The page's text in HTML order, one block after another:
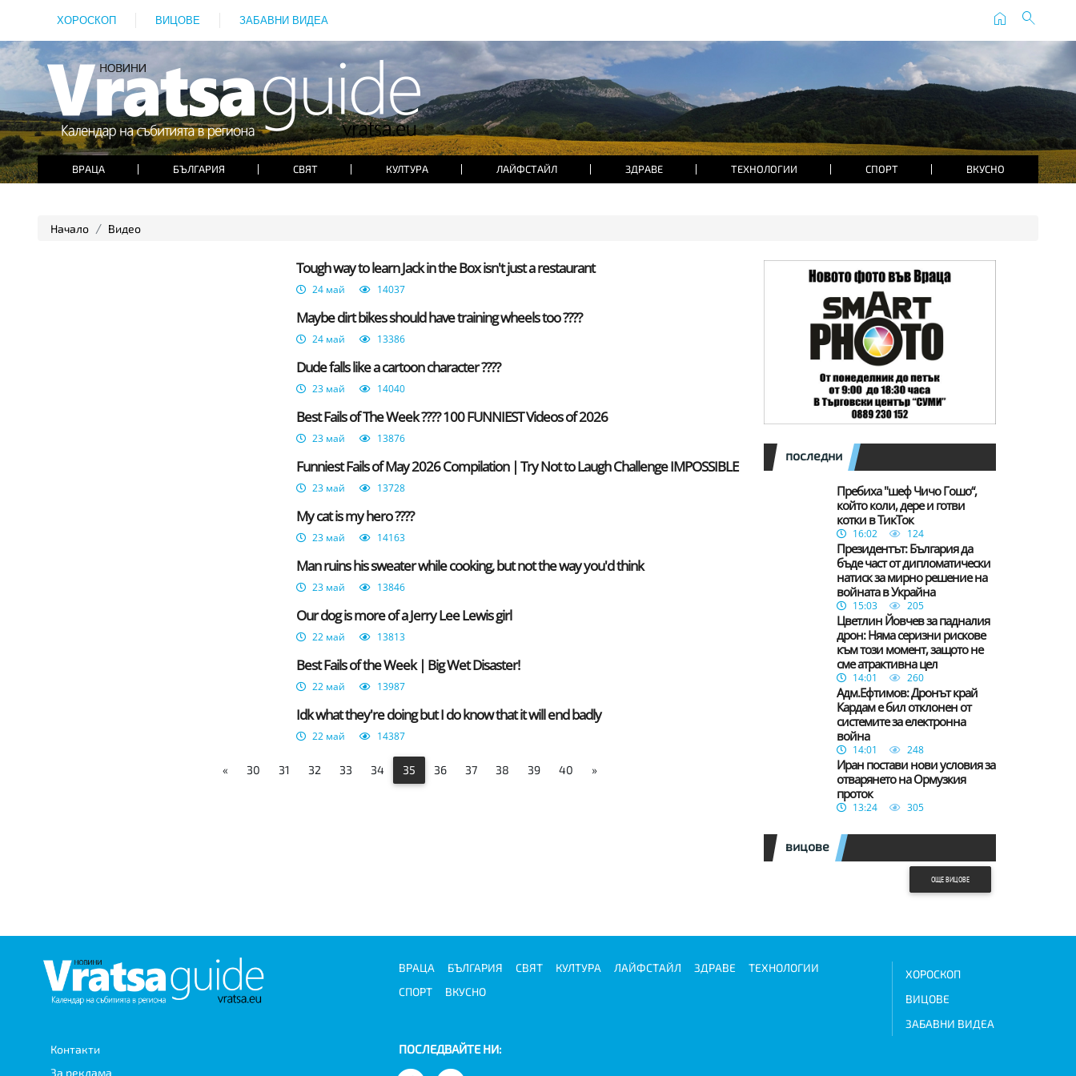
ХОРОСКОП ВИЦОВЕ ЗАБАВНИ ВИДЕА home search
ВРАЦА БЪЛГАРИЯ СВЯТ КУЛТУРА ЛАЙФСТАЙЛ ЗДРАВЕ ТЕХНОЛОГИИ СПОРТ ВКУСНО
Начало Видео
Tough way to learn Jack in the Box isn't just a restaurant
24 май 14037
Maybe dirt bikes should have training wheels too ????
24 май 13386
Dude falls like a cartoon character ????
23 май 14040
Best Fails of The Week ???? 100 FUNNIEST Videos of 2026
23 май 13876
Funniest Fails of May 2026 Compilation | Try Not to Laugh Challenge IMPOSSIBLE
23 май 13728
My cat is my hero ????
23 май 14163
Man ruins his sweater while cooking, but not the way you'd think
23 май 13846
Our dog is more of a Jerry Lee Lewis girl
22 май 13813
Best Fails of the Week | Big Wet Disaster!
22 май 13987
Idk what they're doing but I do know that it will end badly
22 май 14387
« 30 31 32 33 34 35 36 37 38 39 40 »
последни
Пребиха "шеф Чичо Гошо“,
който коли, дере и готви
котки в ТикТок
16:02 124
Президентът: България да
бъде част от дипломатически
натиск за мирно решение на
войната в Украйна
15:03 205
Цветлин Йовчев за падналия
дрон: Няма серизни рискове
към този момент, защото не
сме атрактивна цел
14:01 260
Адм.Ефтимов: Дронът край
Кардам е бил отклонен от
системите за електронна
война
14:01 248
Иран постави нови условия за
отварянето на Ормузкия
проток
13:24 305
вицове
ОЩЕ ВИЦОВЕ
Контакти
За реклама
ВРАЦА БЪЛГАРИЯ СВЯТ КУЛТУРА ЛАЙФСТАЙЛ ЗДРАВЕ
ТЕХНОЛОГИИ
СПОРТ
ВКУСНО
ПОСЛЕДВАЙТЕ НИ:
ХОРОСКОП
ВИЦОВЕ
ЗАБАВНИ ВИДЕА